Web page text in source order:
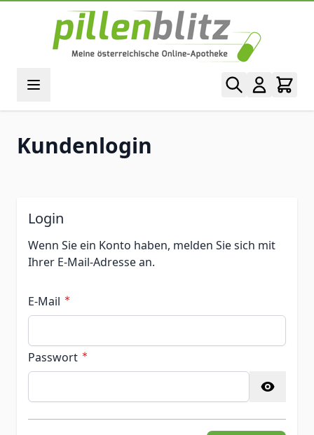
Direkt zum Inhalt
Kundenlogin
Login
Wenn Sie ein Konto haben, melden Sie sich mit
Ihrer E-Mail-Adresse an.
E-Mail
Passwort